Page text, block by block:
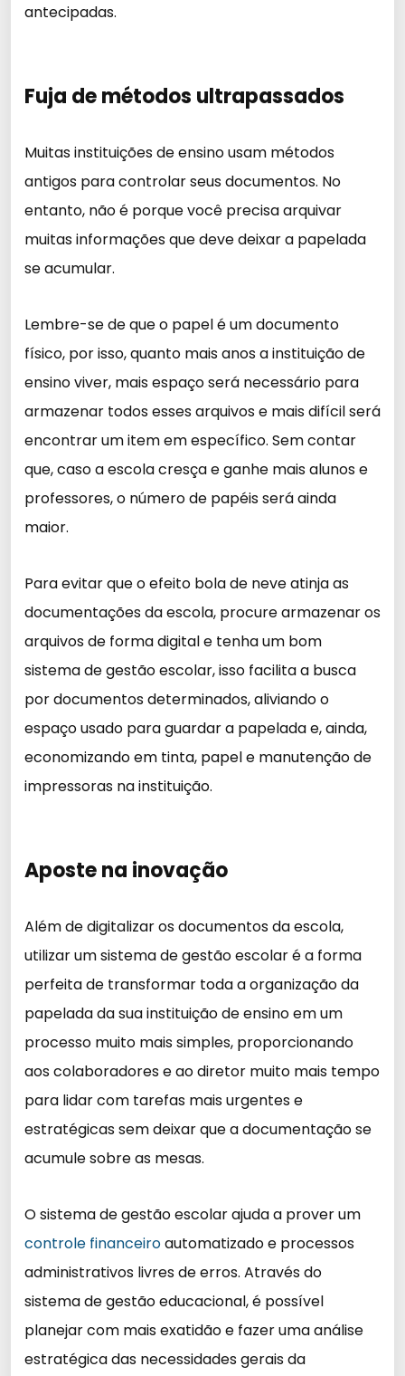
antecipadas.
Fuja de métodos ultrapassados
Muitas instituições de ensino usam métodos
antigos para controlar seus documentos. No
entanto, não é porque você precisa arquivar
muitas informações que deve deixar a papelada
se acumular.
Lembre-se de que o papel é um documento
físico, por isso, quanto mais anos a instituição de
ensino viver, mais espaço será necessário para
armazenar todos esses arquivos e mais difícil será
encontrar um item em específico. Sem contar
que, caso a escola cresça e ganhe mais alunos e
professores, o número de papéis será ainda
maior.
Para evitar que o efeito bola de neve atinja as
documentações da escola, procure armazenar os
arquivos de forma digital e tenha um bom
sistema de gestão escolar, isso facilita a busca
por documentos determinados, aliviando o
espaço usado para guardar a papelada e, ainda,
economizando em tinta, papel e manutenção de
impressoras na instituição.
Aposte na inovação
Além de digitalizar os documentos da escola,
utilizar um sistema de gestão escolar é a forma
perfeita de transformar toda a organização da
papelada da sua instituição de ensino em um
processo muito mais simples, proporcionando
aos colaboradores e ao diretor muito mais tempo
para lidar com tarefas mais urgentes e
estratégicas sem deixar que a documentação se
acumule sobre as mesas.
O sistema de gestão escolar ajuda a prover um
controle financeiroautomatizado e processos
administrativos livres de erros. Através do
sistema de gestão educacional, é possível
planejar com mais exatidão e fazer uma análise
estratégica das necessidades gerais da